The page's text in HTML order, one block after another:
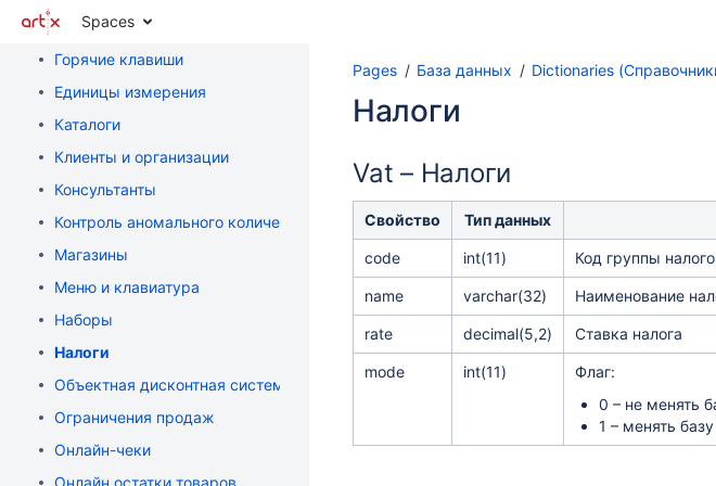
Spaces
Весы с печатью этикеток
Горячие клавиши
Единицы измерения
Каталоги
Клиенты и организации
Консультанты
Контроль аномального количества товара
Магазины
Меню и клавиатура
Наборы
Налоги
Объектная дисконтная система
Ограничения продаж
Онлайн-чеки
Онлайн остатки товаров
Pages База данных Dictionaries
Налоги
Vat – Налоги
Свойство Тип данных
code int(11) Код группы
name varchar(32) Наименование
rate decimal(5,2) Ставка налога
mode int(11)
Флаг:
0 – не менять
1 – менять